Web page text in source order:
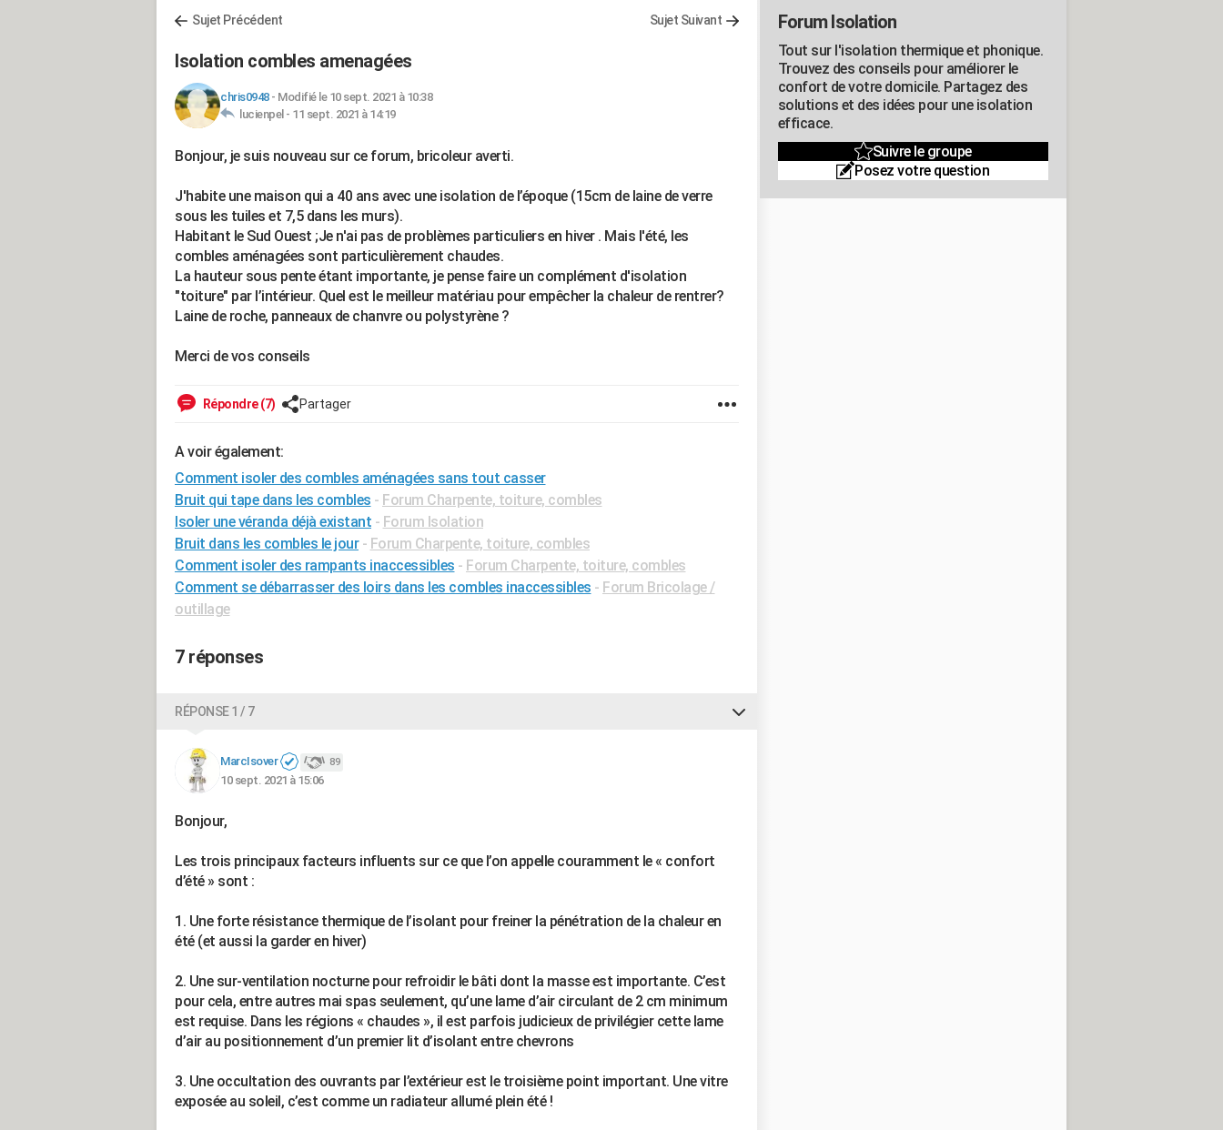
Sujet Précédent Sujet Suivant
Isolation combles amenagées
chris0948- Modifié le 10 sept. 2021 à 10:38
lucienpel - 11 sept. 2021 à 14:19
Bonjour, je suis nouveau sur ce forum, bricoleur averti.
J'habite une maison qui a 40 ans avec une isolation de l’époque (15cm de laine de verre
sous les tuiles et 7,5 dans les murs).
Habitant le Sud Ouest ;Je n'ai pas de problèmes particuliers en hiver . Mais l'été, les
combles aménagées sont particulièrement chaudes.
La hauteur sous pente étant importante, je pense faire un complément d'isolation
"toiture" par l’intérieur. Quel est le meilleur matériau pour empêcher la chaleur de rentrer?
Laine de roche, panneaux de chanvre ou polystyrène ?
Merci de vos conseils
Répondre (7) Partager
A voir également:
Comment isoler des combles aménagées sans tout casser
Bruit qui tape dans les combles - Forum Charpente, toiture, combles
Isoler une véranda déjà existant - Forum Isolation
Bruit dans les combles le jour - Forum Charpente, toiture, combles
Comment isoler des rampants inaccessibles - Forum Charpente, toiture, combles
Comment se débarrasser des loirs dans les combles inaccessibles - Forum Bricolage /
outillage
7 réponses
RÉPONSE 1 / 7
MarcIsover 89
10 sept. 2021 à 15:06
Bonjour,
Les trois principaux facteurs influents sur ce que l’on appelle couramment le « confort
d’été » sont :
1. Une forte résistance thermique de l’isolant pour freiner la pénétration de la chaleur en
été (et aussi la garder en hiver)
2. Une sur-ventilation nocturne pour refroidir le bâti dont la masse est importante. C’est
pour cela, entre autres mai spas seulement, qu’une lame d’air circulant de 2 cm minimum
est requise. Dans les régions « chaudes », il est parfois judicieux de privilégier cette lame
d’air au positionnement d’un premier lit d’isolant entre chevrons
3. Une occultation des ouvrants par l’extérieur est le troisième point important. Une vitre
exposée au soleil, c’est comme un radiateur allumé plein été !
Forum Isolation
Tout sur l'isolation thermique et phonique.
Trouvez des conseils pour améliorer le
confort de votre domicile. Partagez des
solutions et des idées pour une isolation
efficace.
Suivre le groupe
Posez votre question